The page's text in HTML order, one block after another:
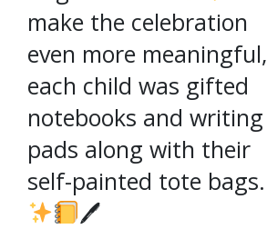
make the celebration
even more meaningful,
each child was gifted
notebooks and writing
pads along with their
self-painted tote bags.
🖊